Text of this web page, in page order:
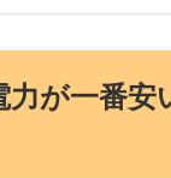
が一番安